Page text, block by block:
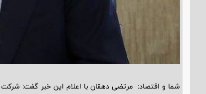
شما و اقتصاد: مرتضی دهقان با اعلام این خبر گفت: شرکت